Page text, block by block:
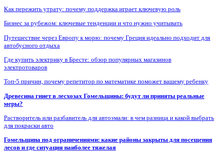
Как пережить утрату: почему поддержка играет ключевую роль
Бизнес за рубежом: ключевые тенденции и что нужно учитывать
Путешествие через Европу к морю: почему Греция идеально подходит для
автобусного отдыха
Где купить электрику в Бресте: обзор популярных магазинов
электротоваров
Топ-5 причин, почему репетитор по математике поможет вашему ребенку
Древесина гниет в лесхозах Гомельщины: будут ли приняты реальные
меры?
Растворитель или разбавитель для автоэмали: в чем разница и какой выбрать
для покраски авто
Гомельщина под ограничениями: какие районы закрыты для посещения
лесов и где ситуация наиболее тяжелая